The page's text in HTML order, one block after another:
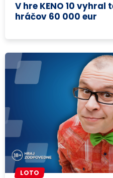
V hre KENO 10 vyhral
hráčov 60 000 eur
LOTO